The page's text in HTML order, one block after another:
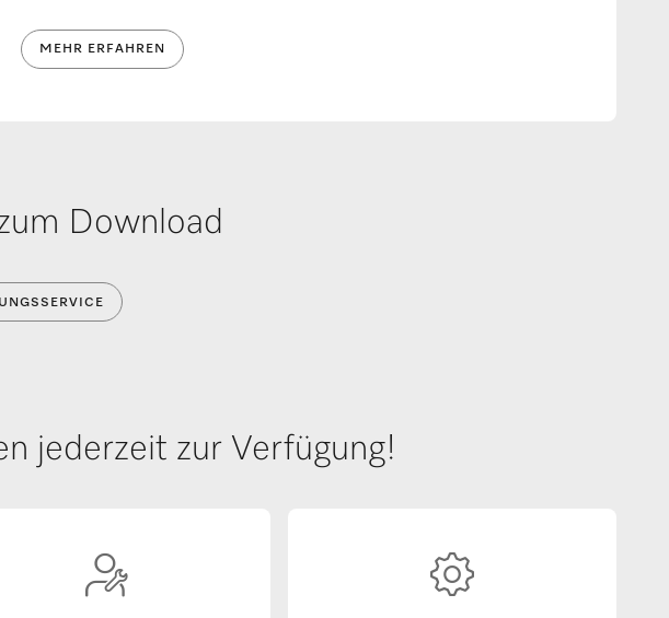
MEHR ERFAHREN
Download
jederzeit zur Verfügung!